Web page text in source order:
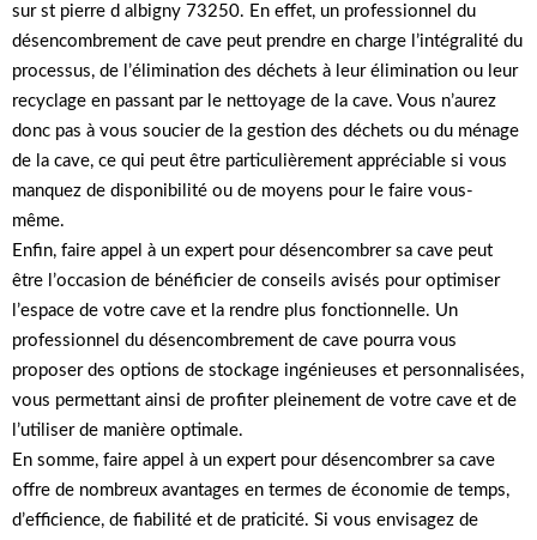
sur st pierre d albigny 73250. En effet, un professionnel du
désencombrement de cave peut prendre en charge l’intégralité du
processus, de l’élimination des déchets à leur élimination ou leur
recyclage en passant par le nettoyage de la cave. Vous n’aurez
donc pas à vous soucier de la gestion des déchets ou du ménage
de la cave, ce qui peut être particulièrement appréciable si vous
manquez de disponibilité ou de moyens pour le faire vous-
même.
Enfin, faire appel à un expert pour désencombrer sa cave peut
être l’occasion de bénéficier de conseils avisés pour optimiser
l’espace de votre cave et la rendre plus fonctionnelle. Un
professionnel du désencombrement de cave pourra vous
proposer des options de stockage ingénieuses et personnalisées,
vous permettant ainsi de profiter pleinement de votre cave et de
l’utiliser de manière optimale.
En somme, faire appel à un expert pour désencombrer sa cave
offre de nombreux avantages en termes de économie de temps,
d’efficience, de fiabilité et de praticité. Si vous envisagez de